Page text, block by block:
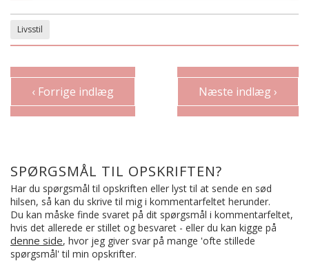
Livsstil
‹ Forrige indlæg Næste indlæg ›
SPØRGSMÅL TIL OPSKRIFTEN?
Har du spørgsmål til opskriften eller lyst til at sende en sød
hilsen, så kan du skrive til mig i kommentarfeltet herunder.
Du kan måske finde svaret på dit spørgsmål i kommentarfeltet,
hvis det allerede er stillet og besvaret - eller du kan kigge på
denne side, hvor jeg giver svar på mange 'ofte stillede
spørgsmål' til min opskrifter.